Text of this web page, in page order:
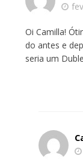
Oi Camilla!
do antes e
seria um